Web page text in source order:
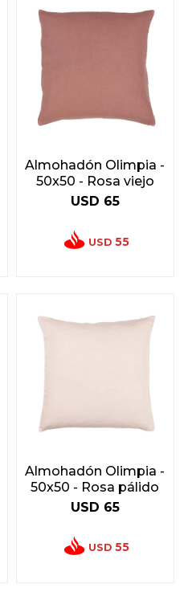
Almohadón Olimpia -
50x50 - Rosa viejo
USD 65
USD 55
Almohadón Olimpia -
50x50 - Rosa pálido
USD 65
USD 55